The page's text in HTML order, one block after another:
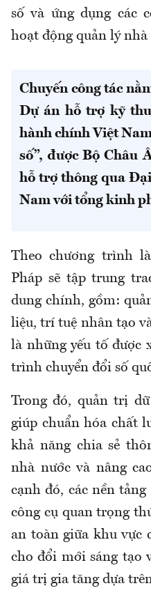
số và ứng dụng các
hoạt động quản lý nhà
Chuyến công tác
Dự án hỗ trợ kỹ
hành chính Việt
số”, được Bộ Châu
hỗ trợ thông qua
Nam với tổng kinh
Theo chương trình
Pháp sẽ tập trung
dung chính, gồm:
liệu, trí tuệ nhân tạo
là những yếu tố được
trình chuyển đổi số
Trong đó, quản trị
giúp chuẩn hóa chất
khả năng chia sẻ
nhà nước và nâng
cạnh đó, các nền
công cụ quan trọng
an toàn giữa khu vực
cho đổi mới sáng tạo
giá trị gia tăng dựa